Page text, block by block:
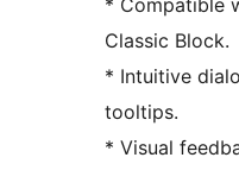
* Compatible
Classic Block.
* Intuitive
tooltips.
* Visual